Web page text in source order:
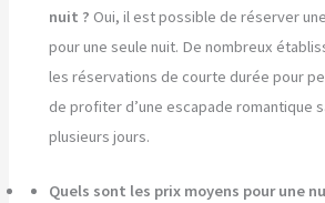
nuit ? Oui, il est possible de réserver
pour une seule nuit. De nombreux
les réservations de courte durée pour
de profiter d’une escapade romantique
plusieurs jours.
Quels sont les prix moyens pour une